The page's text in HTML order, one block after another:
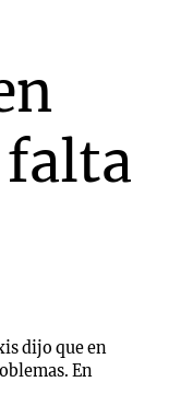
dijo que en
En